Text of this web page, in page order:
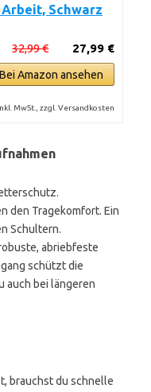
Schwarz
27,99 €
32,99 €
Amazon ansehen
MwSt., zzgl. Versandkosten
den Tragekomfort. Ein
Schultern.
abriebfeste
schützt die
auch bei längeren
brauchst du schnelle